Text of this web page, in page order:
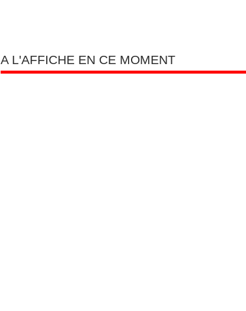
A L'AFFICHE EN CE MOMENT